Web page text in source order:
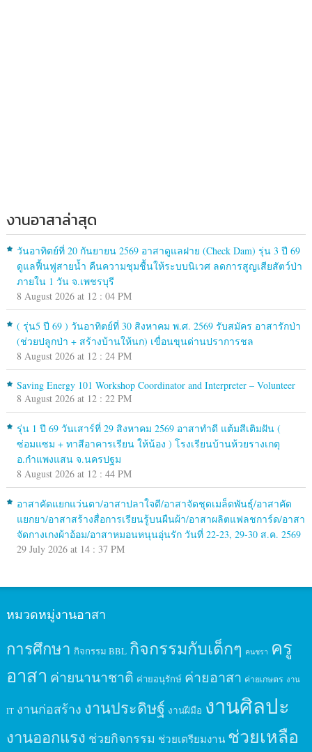
งานอาสาล่าสุด
วันอาทิตย์ที่ 20 กันยายน 2569 อาสาดูแลฝาย (Check Dam) รุ่น 3 ปี 69
ดูแลฟื้นฟูสายน้ำ คืนความชุมชื้นให้ระบบนิเวศ ลดการสูญเสียสัตว์ป่า
ภายใน 1 วัน จ.เพชรบุรี
8 August 2026 at 12 : 04 PM
( รุ่น5 ปี 69 ) วันอาทิตย์ที่ 30 สิงหาคม พ.ศ. 2569 รับสมัคร อาสารักป่า
(ช่วยปลูกป่า + สร้างบ้านให้นก) เขื่อนขุนด่านปราการชล
8 August 2026 at 12 : 24 PM
Saving Energy 101 Workshop Coordinator and Interpreter – Volunteer
8 August 2026 at 12 : 22 PM
รุ่น 1 ปี 69 วันเสาร์ที่ 29 สิงหาคม 2569 อาสาทำดี แต้มสีเติมฝัน (
ซ่อมแซม + ทาสีอาคารเรียน ให้น้อง ) โรงเรียนบ้านห้วยรางเกตุ
อ.กำแพงแสน จ.นครปฐม
8 August 2026 at 12 : 44 PM
อาสาคัดแยกแว่นตา/อาสาปลาใจดี/อาสาจัดชุดเมล็ดพันธุ์/อาสาคัด
แยกยา/อาสาสร้างสื่อการเรียนรู้บนผืนผ้า/อาสาผลิตแฟลชการ์ด/อาสา
จัดกางเกงผ้าอ้อม/อาสาหมอนหนุนอุ่นรัก วันที่ 22-23, 29-30 ส.ค. 2569
29 July 2026 at 14 : 37 PM
หมวดหมู่งานอาสา
การศึกษา กิจกรรม BBL กิจกรรมกับเด็กๆ คนชรา ครู
อาสา ค่ายนานาชาติ ค่ายอนุรักษ์ ค่ายอาสา ค่ายเกษตร งาน
IT งานก่อสร้าง งานประดิษฐ์ งานฝีมือ งานศิลปะ
งานออกแรง ช่วยกิจกรรม ช่วยเตรียมงาน ช่วยเหลือ